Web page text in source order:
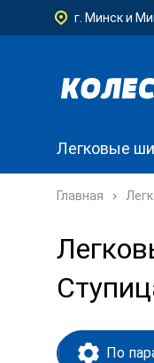
г. Минск и
Легковые
Главная
По